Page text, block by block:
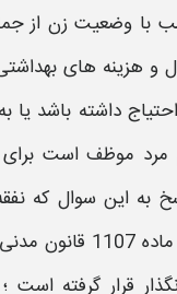
با وضعیت زناز
و هزینه های
داشته باشد
مرد موظف است برای
به این سوال که
مدنی
قرار گرفته است